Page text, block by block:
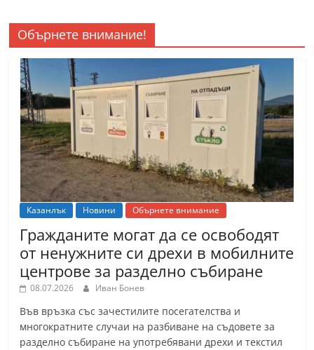
Обърнете внимание!
Казанлък Новини Обърнете внимание
Гражданите могат да се освободят
от ненужните си дрехи в мобилните
центрове за разделно събиране
08.07.2026 Иван Бонев
Във връзка със зачестилите посегателства и
многократните случаи на разбиване на съдовете за
разделно събиране на употребявани дрехи и текстил